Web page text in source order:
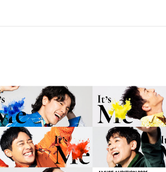
たリアルな質問にshoji が直接答えます。